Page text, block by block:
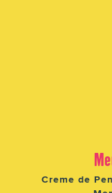
Creme de